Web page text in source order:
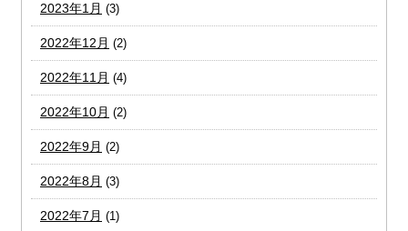
2023年1月 (3)
2022年12月 (2)
2022年11月 (4)
2022年10月 (2)
2022年9月 (2)
2022年8月 (3)
2022年7月 (1)